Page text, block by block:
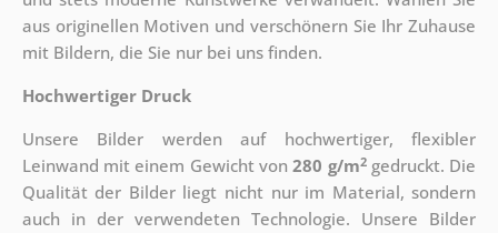
aus originellen Motiven und verschönern Sie Ihr Zuhause
mit Bildern, die Sie nur bei uns finden.
Hochwertiger Druck
Unsere Bilder werden auf hochwertiger, flexibler
Leinwand mit einem Gewicht von280 g/m2gedruckt. Die
Qualität der Bilder liegt nicht nur im Material, sondern
auch in der verwendeten Technologie. Unsere Bilder